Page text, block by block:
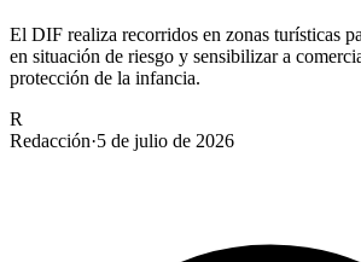
El DIF realiza recorridos en zonas turísticas
en situación de riesgo y sensibilizar a
protección de la infancia.
R
Redacción·5 de julio de 2026